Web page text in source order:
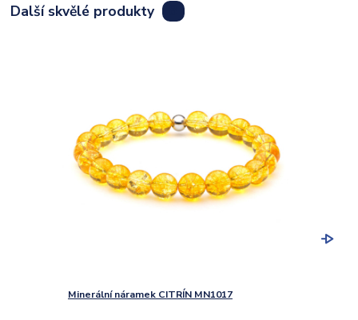
Další skvělé produkty
Minerální náramek CITRÍN MN1017